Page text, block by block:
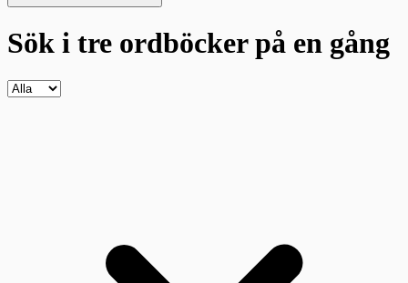
Sök i tre ordböckerpå en gång